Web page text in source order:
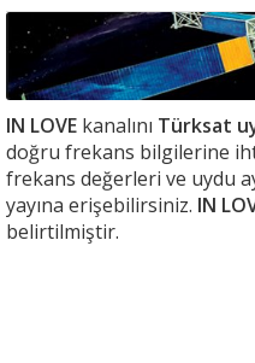
IN LOVE kanalını Türksat
doğru frekans bilgilerine
frekans değerleri ve uydu
yayına erişebilirsiniz. IN
belirtilmiştir.